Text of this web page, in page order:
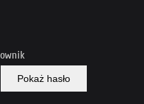
Pokaż hasło